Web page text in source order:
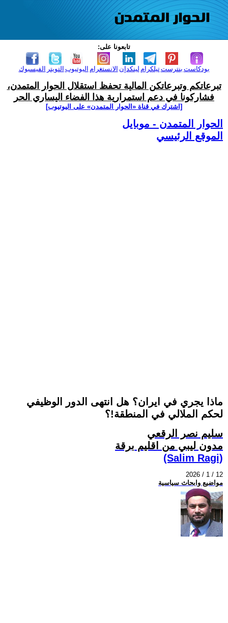
تابعونا على:
الفيسبوك التويتر اليوتيوب الانستغرام لينكدإن تيلكرامبنترست بودكاست
تبرعاتكم وتبرعاتكن المالية تحفظ استقلال الحوار المتمدن،
فشاركونا في دعم استمرارية هذا الفضاء اليساري الحر
[اشترك في قناة ‫«الحوار المتمدن» على اليوتيوب]
الحوار المتمدن - موبايل
الموقع الرئيسي
ماذا يجري في ايران؟ هل انتهى الدور الوظيفي
لحكم الملالي في المنطقة!؟
سليم نصر الرقعي
مدون ليبي من اقليم برقة
(Salim Ragi)
2026 / 1 / 12
مواضيع وابحاث سياسية